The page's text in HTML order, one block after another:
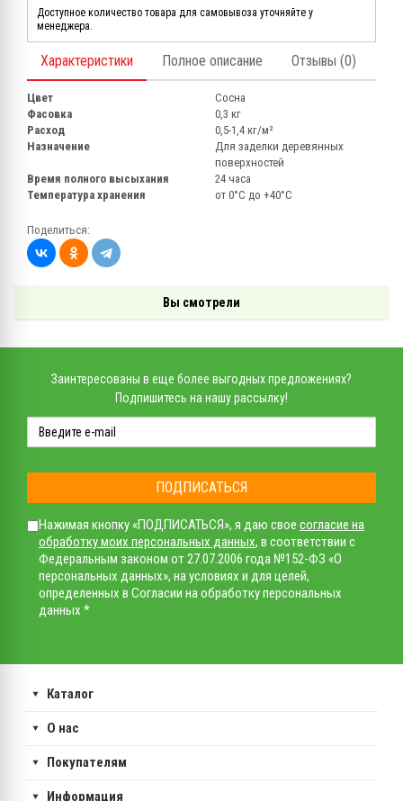
Доступное количество товара для самовывоза уточняйте у
менеджера.
Характеристики Полное описание Отзывы (0)
Цвет
Сосна
Фасовка
0,3 кг
Расход
0,5-1,4 кг/м²
Назначение
Для заделки деревянных
поверхностей
Время полного высыхания
24 часа
Температура хранения
от 0°С до +40°С
Поделиться:
Вы смотрели
Заинтересованы в еще более выгодных предложениях?
Подпишитесь на нашу рассылку!
ПОДПИСАТЬСЯ
Нажимая кнопку «ПОДПИСАТЬСЯ», я даю свое согласие на
обработку моих персональных данных, в соответствии с
Федеральным законом от 27.07.2006 года №152-ФЗ «О
персональных данных», на условиях и для целей,
определенных в Согласии на обработку персональных
данных *
Каталог
О нас
Покупателям
Информация